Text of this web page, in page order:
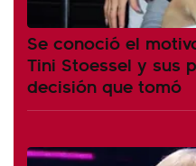
Se conoció el
Tini Stoessel y sus
decisión que tomó